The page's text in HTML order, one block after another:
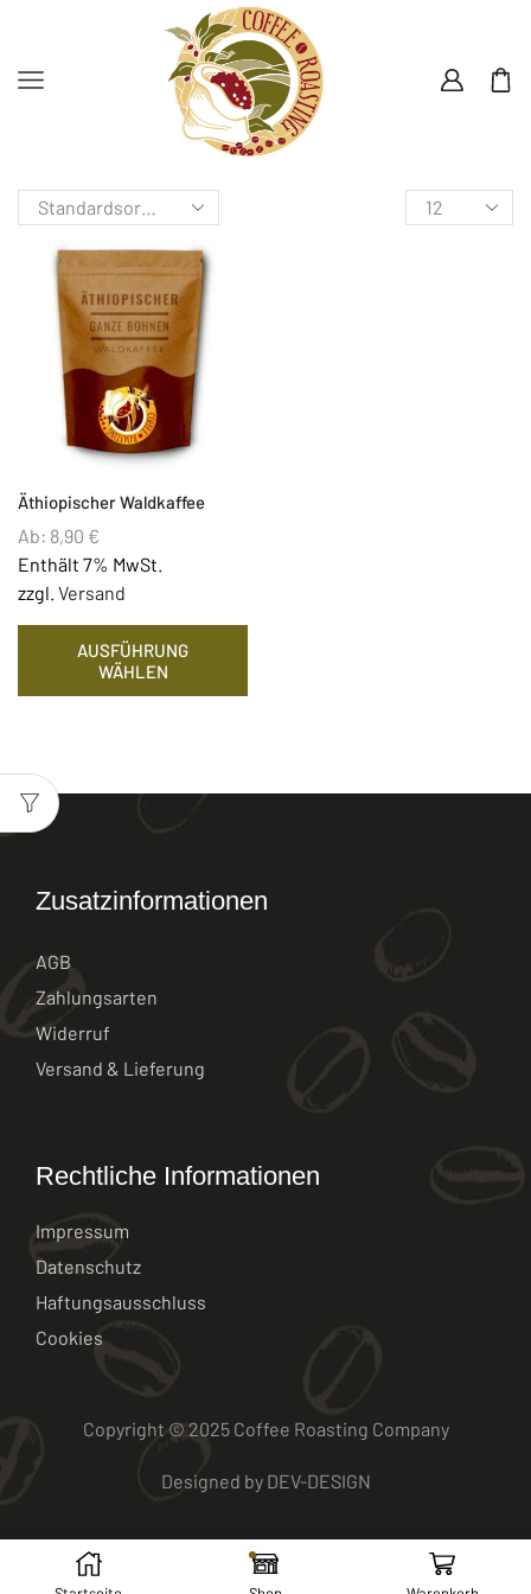
Äthiopischer Waldkaffee
Ab: 8,90 €
Enthält 7% MwSt.
zzgl. Versand
AUSFÜHRUNG
WÄHLEN
Zusatzinformationen
AGB
Zahlungsarten
Widerruf
Versand & Lieferung
Rechtliche Informationen
Impressum
Datenschutz
Haftungsausschluss
Cookies
Copyright © 2025 Coffee Roasting Company
Designed by DEV-DESIGN